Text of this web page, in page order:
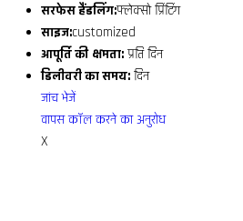
सरफेस हैंडलिंग:फ्लेक्सो प्रिंटिंग
साइज:customized
आपूर्ति की क्षमता: प्रति दिन
डिलीवरी का समय: दिन
जांच भेजें
वापस कॉल करने का अनुरोध
X